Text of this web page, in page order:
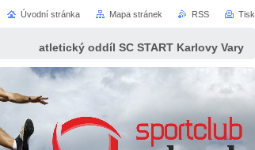
atletický oddíl SC START Karlovy Vary
Úvodní stránka Mapa stránek RSS Tisk